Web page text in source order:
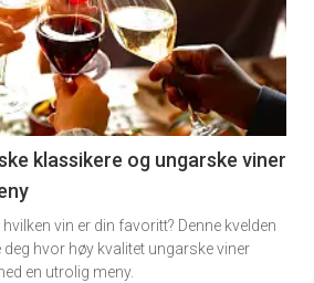
klassikere og ungarske viner
vin er din favoritt? Denne kvelden
hvor høy kvalitet ungarske viner
en utrolig meny.